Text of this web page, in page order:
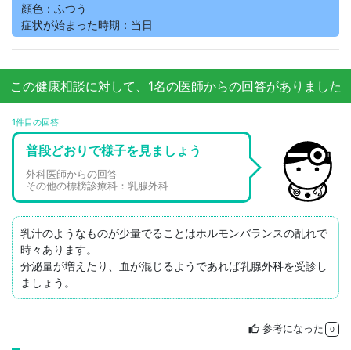
顔色：ふつう
症状が始まった時期：当日
この健康相談に対して、1名の医師からの回答がありました
1件目の回答
普段どおりで様子を見ましょう
外科医師からの回答
その他の標榜診療科：乳腺外科
乳汁のようなものが少量でることはホルモンバランスの乱れで
時々あります。
分泌量が増えたり、血が混じるようであれば乳腺外科を受診し
ましょう。
thumb_up 参考になった 0